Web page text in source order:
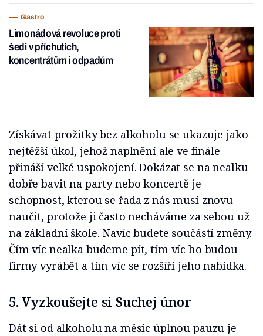
Gastro
Limonádová revoluce proti
šedi v příchutích,
koncentrátům i odpadům
Získávat prožitky bez alkoholu se ukazuje jako
nejtěžší úkol, jehož naplnění ale ve finále
přináší velké uspokojení. Dokázat se na nealku
dobře bavit na party nebo koncertě je
schopnost, kterou se řada z nás musí znovu
naučit, protože ji často necháváme za sebou už
na základní škole. Navíc budete součástí změny.
Čím víc nealka budeme pít, tím víc ho budou
firmy vyrábět a tím víc se rozšíří jeho nabídka.
5. Vyzkoušejte si Suchej únor
Dát si od alkoholu na měsíc úplnou pauzu je